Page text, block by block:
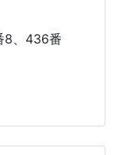
8、436番